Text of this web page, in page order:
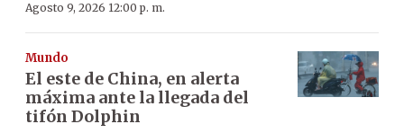
Agosto 9, 2026 12:00 p. m.
Mundo
El este de China, en alerta
máxima ante la llegada del
tifón Dolphin